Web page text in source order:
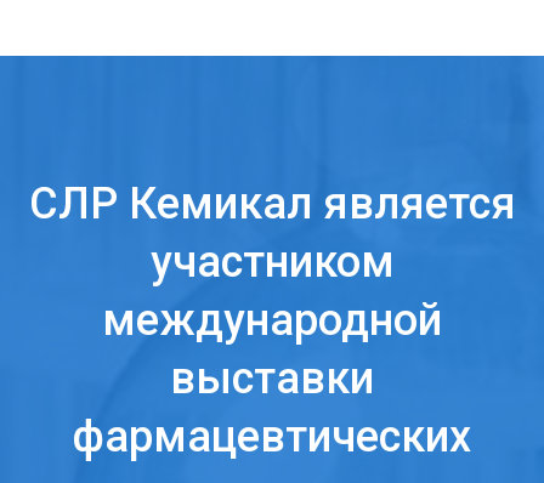
СЛР Кемикал является
участником
международной
выставки
фармацевтических